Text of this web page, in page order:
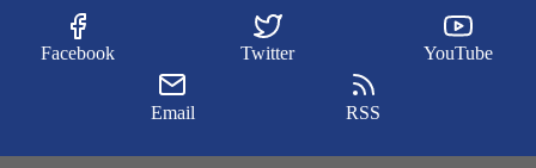
Facebook Twitter YouTube
Email RSS